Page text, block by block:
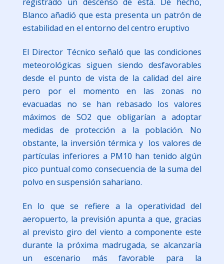
Blanco añadió que esta presenta un patrón de
estabilidad en el entorno del centro eruptivo
El Director Técnico señaló que las condiciones
meteorológicas siguen siendo desfavorables
desde el punto de vista de la calidad del aire
pero por el momento en las zonas no
evacuadas no se han rebasado los valores
máximos de SO2 que obligarían a adoptar
medidas de protección a la población. No
obstante, la inversión térmica y los valores de
partículas inferiores a PM10 han tenido algún
pico puntual como consecuencia de la suma del
polvo en suspensión sahariano.
En lo que se refiere a la operatividad del
aeropuerto, la previsión apunta a que, gracias
al previsto giro del viento a componente este
durante la próxima madrugada, se alcanzaría
un escenario más favorable para la